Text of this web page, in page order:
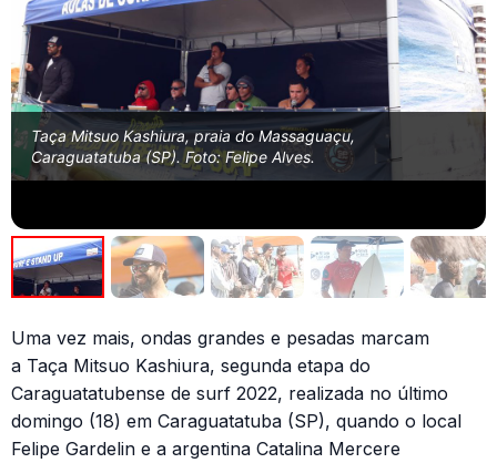
Taça Mitsuo Kashiura, praia do Massaguaçu,
Caraguatatuba (SP). Foto: Felipe Alves.
Uma vez mais, ondas grandes e pesadas marcam
a Taça Mitsuo Kashiura, segunda etapa do
Caraguatatubense de surf 2022, realizada no último
domingo (18) em Caraguatatuba (SP), quando o local
Felipe Gardelin e a argentina Catalina Mercere